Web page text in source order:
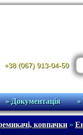
+38 (067) 913-04-50
» Документація »
ковпачки»